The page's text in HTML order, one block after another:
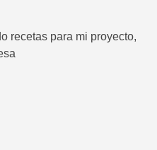
recetas para mi proyecto,